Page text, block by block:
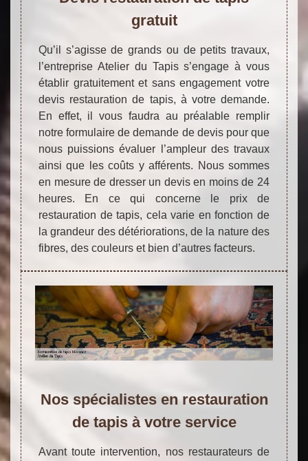
gratuit
Qu’il s’agisse de grands ou de petits travaux,
l’entreprise Atelier du Tapis s’engage à vous
établir gratuitement et sans engagement votre
devis restauration de tapis, à votre demande.
En effet, il vous faudra au préalable remplir
notre formulaire de demande de devis pour que
nous puissions évaluer l’ampleur des travaux
ainsi que les coûts y afférents. Nous sommes
en mesure de dresser un devis en moins de 24
heures. En ce qui concerne le prix de
restauration de tapis, cela varie en fonction de
la grandeur des détériorations, de la nature des
fibres, des couleurs et bien d’autres facteurs.
Nos spécialistes en restauration
de tapis à votre service
Avant toute intervention, nos restaurateurs de